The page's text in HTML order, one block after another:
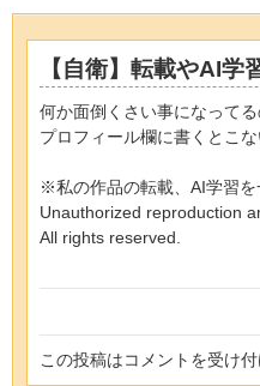
【自衛】転載やAI学
何か面倒くさい事になってる
プロフィール欄に書くとこ
※私の作品の転載、AI学習を
Unauthorized reproduction
All rights reserved.
この投稿はコメントを受け